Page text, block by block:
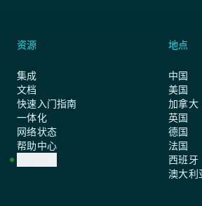
资源
集成
文档
快速入门指南
一体化
网络状态
帮助中心
地点
中国
美国
加拿大
英国
德国
法国
西班牙
澳大利